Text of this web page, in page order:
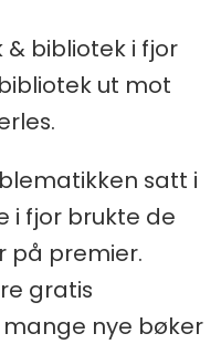
& bibliotek i fjor
ut mot
satt i
i fjor brukte de
på premier.
gratis
nye bøker